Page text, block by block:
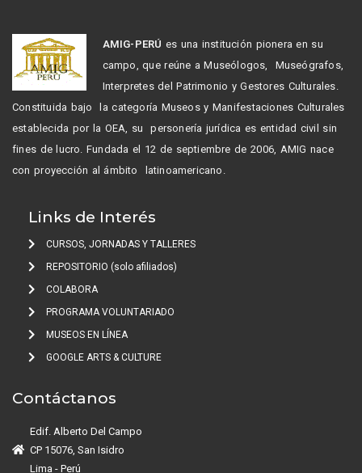
AMIG-PERÚ es una institución pionera en su
campo, que reúne a Museólogos, Museógrafos,
Interpretes del Patrimonio y Gestores Culturales.
Constituida bajo la categoría Museos y Manifestaciones Culturales
establecida por la OEA, su personería jurídica es entidad civil sin
fines de lucro. Fundada el 12 de septiembre de 2006, AMIG nace
con proyección al ámbito latinoamericano.
Links de Interés
CURSOS, JORNADAS Y TALLERES
REPOSITORIO (solo afiliados)
COLABORA
PROGRAMA VOLUNTARIADO
MUSEOS EN LÍNEA
GOOGLE ARTS & CULTURE
Contáctanos
Edif. Alberto Del Campo
CP 15076, San Isidro
Lima - Perú